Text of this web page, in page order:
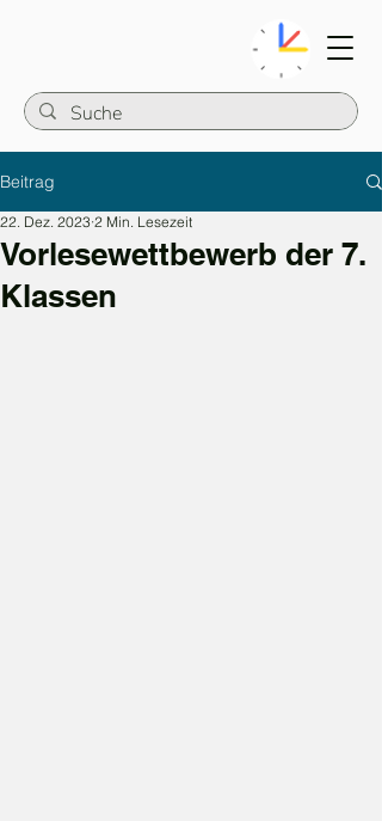
Beitrag
Vorlesewettbewerb der 7.
Klassen
22. Dez. 2023 2 Min. Lesezeit